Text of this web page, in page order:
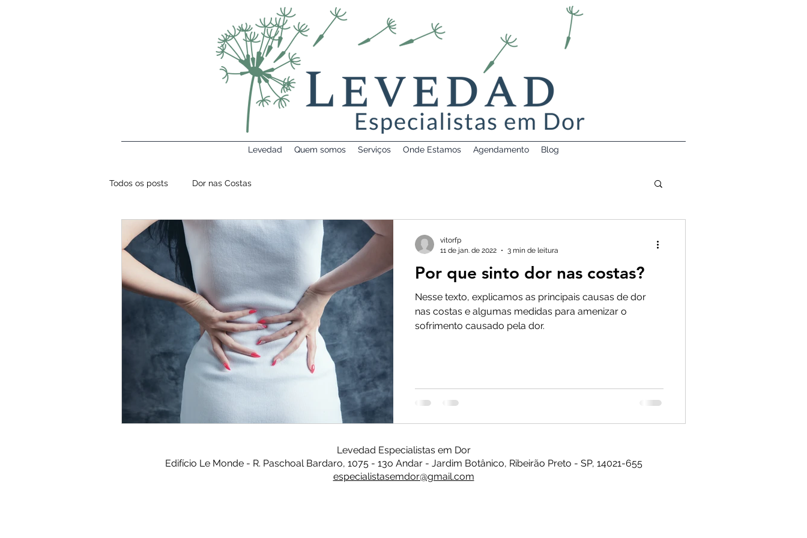
Levedad Quem somos Serviços Onde Estamos Agendamento Blog
Todos os posts Dor nas Costas
Por que sinto dor nas costas?
Nesse texto, explicamos as principais causas de dor
nas costas e algumas medidas para amenizar o
sofrimento causado pela dor.
vitorfp
11 de jan. de 2022
3 min de leitura
Levedad Especialistas em Dor
Edifício Le Monde - R. Paschoal Bardaro, 1075 - 13o Andar - Jardim Botânico, Ribeirão Preto - SP, 14021-655
especialistasemdor@gmail.com